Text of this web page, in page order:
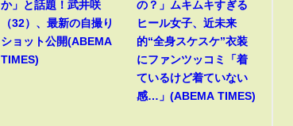
か」と話題！武井咲
（32）、最新の自撮り
ショット公開(ABEMA
TIMES)
の？」ムキムキすぎる
ヒール女子、近未来
的“全身スケスケ”衣装
にファンツッコミ「着
ているけど着ていない
感…」(ABEMA TIMES)